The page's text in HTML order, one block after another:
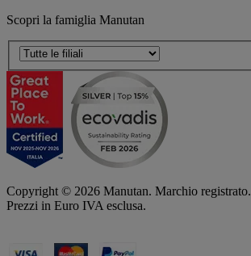
Scopri la famiglia Manutan
Copyright © 2026 Manutan. Marchio registrato.
Prezzi in Euro IVA esclusa.